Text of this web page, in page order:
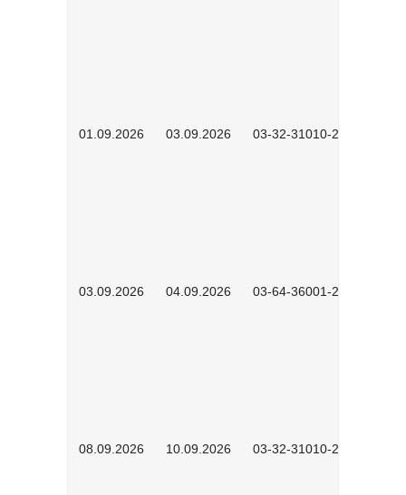
01.09.2026 03.09.2026 03-32-31010-2603
03.09.2026 04.09.2026 03-64-36001-2602
08.09.2026 10.09.2026 03-32-31010-2606